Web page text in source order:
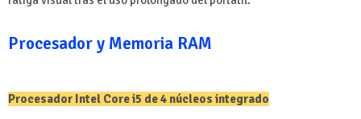
Procesador y Memoria RAM
Procesador Intel Core i5 de 4 núcleos integrado